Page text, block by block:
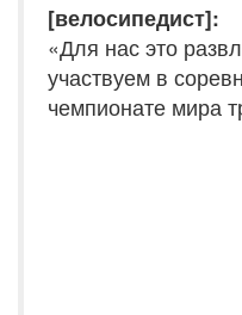
[велосипедист]:
«Для нас это
участвуем в
чемпионате мира